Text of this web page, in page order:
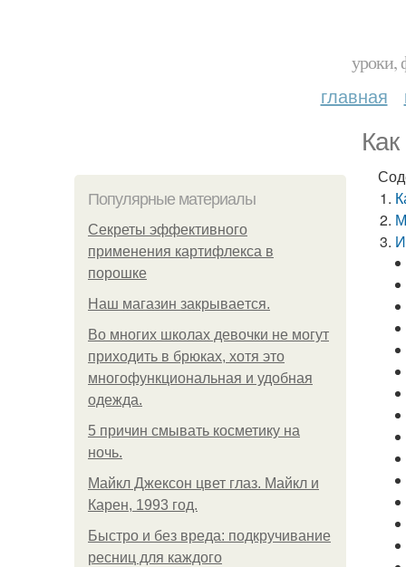
уроки,
главная
Популярные материалы
Секреты эффективного
применения картифлекса в
порошке
Нaш магaзин зaкрывaeтся.
Во многих школах девочки не могут
приходить в брюках, хотя это
многофункциональная и удобная
одежда.
5 причин смывать косметику на
ночь.
Майкл Джексон цвет глаз. Майкл и
Карен, 1993 год.
Быстро и без вреда: подкручивание
ресниц для каждого